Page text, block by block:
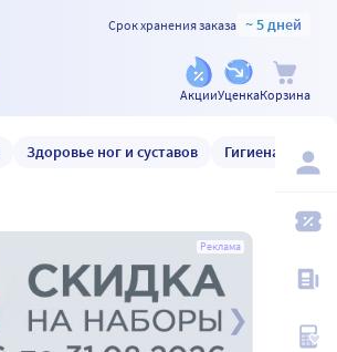
Срок хранения заказа ~ 5 дней
АкцииУценкаКорзина
Здоровье ног и суставов Гигиена и уход
Реклама